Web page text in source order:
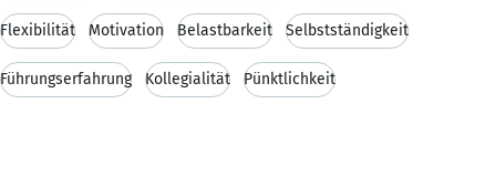
Flexibilität Motivation Belastbarkeit Selbstständigkeit
Führungserfahrung Kollegialität Pünktlichkeit